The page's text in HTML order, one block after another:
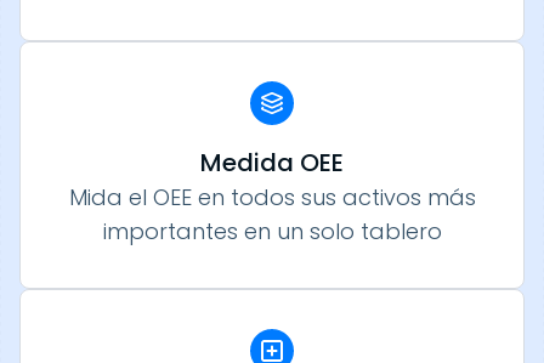
Medida OEE
Mida el OEE en todos sus activos más
importantes en un solo tablero